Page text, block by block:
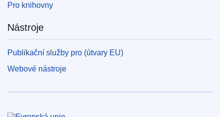
Pro knihovny
Nástroje
Publikační služby pro (útvary EU)
Webové nástroje